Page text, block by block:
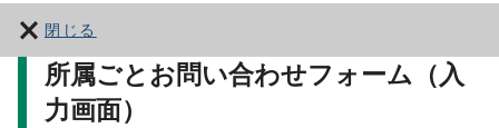
閉じる
所属ごとお問い合わせフォーム（入
力画面）